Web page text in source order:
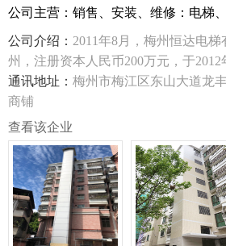
公司主营：销售、安装、维修：电梯
公司介绍： 2011年8月，梅州恒达电
州，注册资本人民币200万元，于2012
民共和国特种设备安装维修许可证。
审获准从事特种设备生产活动：电梯
动乘客电梯（含消防员电梯）（B）、
道、曳引驱动载货电梯和强制驱动载
的载货电梯）、杂物电梯（含防爆电
一家集于电梯安装、保养及维修为一
达（中国）电梯有限公司、珠江富士
司、杭州西奥电梯有限公司在梅州区
通讯地址： 梅州市梅江区东山大道龙
商铺
查看该企业